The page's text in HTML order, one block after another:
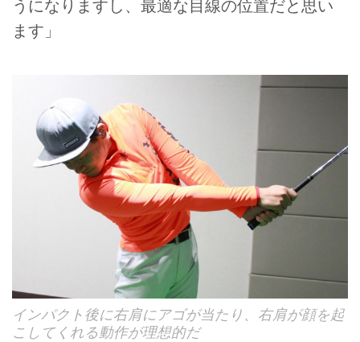
うになりますし、最適な目線の位置だと思い
ます」
インパクト後に右肩にアゴが当たり、右肩が顔を起
こしてくれる動作が理想的だ